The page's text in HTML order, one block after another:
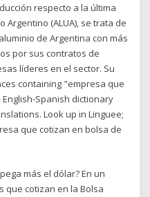
respecto a la última
Argentino (ALUA), se trata de
de Argentina con más
por sus contratos de
líderes en el sector. Su
containing "empresa que
Spanish dictionary
Look up in Linguee;
que cotizan en bolsa de
más el dólar? En un
que cotizan en la Bolsa